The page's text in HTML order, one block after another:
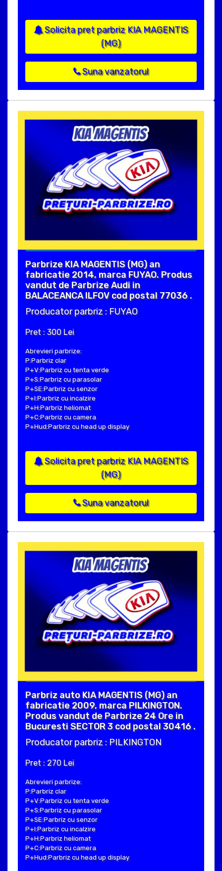
Solicita pret parbriz KIA MAGENTIS
(MG)
Suna vanzatorul
Parbrize KIA MAGENTIS (MG) an
fabricatie 2014, marca FUYAO. Produs
vandut de Parbrize Audi in
BALACEANCA ILFOV cod postal 77036 .
Producator parbriz : FUYAO
Pret : 300 Lei
Abrevieri parbrize:
P:Parbriz clar
P+V:Parbriz cu tenta verde
P+S:Parbriz cu parasolar
P+SE:Parbriz cu senzor
P+I:Parbriz cu incalzire
P+H:Parbriz heliomat
P+C:Parbriz cu camera
P+Hud:Parbriz cu head up display
Solicita pret parbriz KIA MAGENTIS
(MG)
Suna vanzatorul
Parbriz auto KIA MAGENTIS (MG) an
fabricatie 2009, marca PILKINGTON.
Produs vandut de Parbrize 24 Ore in
Bucuresti SECTOR 3 cod postal 30416 .
Producator parbriz : PILKINGTON
Pret : 270 Lei
Abrevieri parbrize:
P:Parbriz clar
P+V:Parbriz cu tenta verde
P+S:Parbriz cu parasolar
P+SE:Parbriz cu senzor
P+I:Parbriz cu incalzire
P+H:Parbriz heliomat
P+C:Parbriz cu camera
P+Hud:Parbriz cu head up display